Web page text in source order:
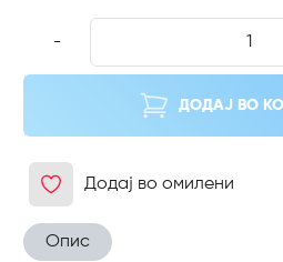
-
ДОДАЈ ВО
Додај во омилени
Опис